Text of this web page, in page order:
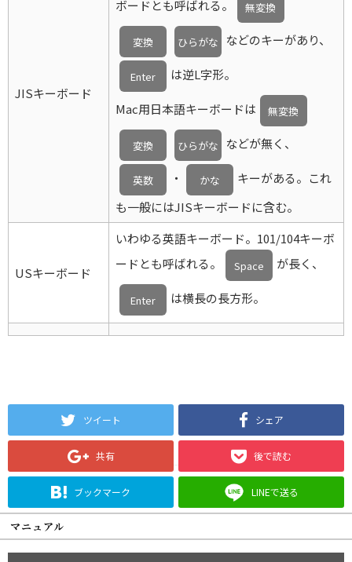
JISキーボード
ボードとも呼ばれる。 無変換
変換 ひらがな などのキーがあり、
Enter は逆L字形。
Mac用日本語キーボードは 無変換
変換 ひらがな などが無く、
英数 ・ かな
キーがある。これ
も一般にはJISキーボードに含む。
USキーボード
いわゆる英語キーボード。101/104キーボ
ードとも呼ばれる。
Space が長く、
Enter は横長の長方形。
ツイート シェア
共有 後で読む
ブックマーク LINEで送る
マニュアル